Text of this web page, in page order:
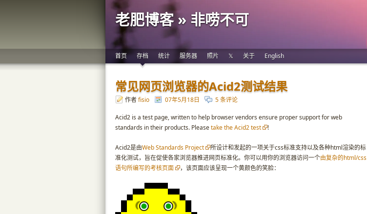
老肥博客 » 非唠不可
首页 存档 统计 服务器 照片 𝕏 关于 English
常见网页浏览器的Acid2测试结果
作者fisio 07年5月18日 5 条评论
Acid2 is a test page, written to help browser vendors ensure proper support for web
standards in their products. Pleasetake the Acid2 test !
Acid2是由Web Standards Project
所设计和发起的一项关于css标准支持以及各种html渲染的标
准化测试，旨在促使各家浏览器推进网页标准化。你可以用你的浏览器访问一个由复杂的html/css
语句所编写的考核页面
，该页面应该呈现一个黄颜色的笑脸：